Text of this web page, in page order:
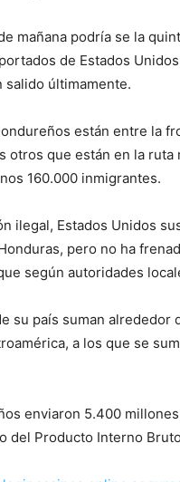
mañana podría se la
de Estados
salido últimamente.
están entre la
otros que están en la ruta
160.000 inmigrantes.
ilegal, Estados Unidos
pero no ha
según autoridades
su país suman alrededor
a los que se
enviaron 5.400
Producto Interno Bruto